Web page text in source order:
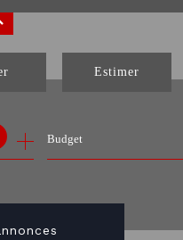
pro
Estimer
Budget